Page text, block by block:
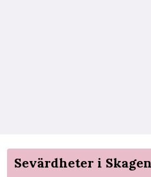
Sevärdheter i Skagen